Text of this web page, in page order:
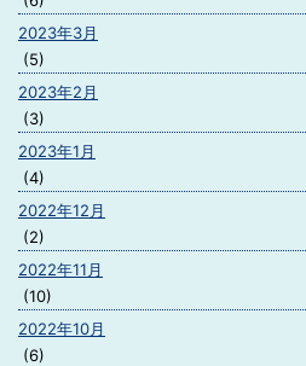
2023年3月
(5)
2023年2月
(3)
2023年1月
(4)
2022年12月
(2)
2022年11月
(10)
2022年10月
(6)